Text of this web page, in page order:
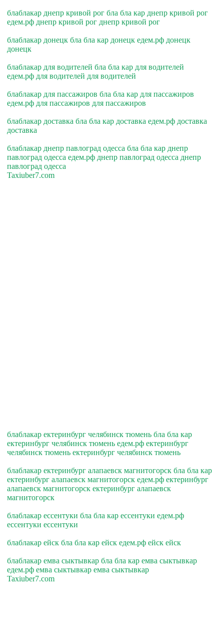
блаблакар днепр кривой рог бла бла кар днепр кривой рог
едем.рф днепр кривой рог днепр кривой рог
блаблакар донецк бла бла кар донецк едем.рф донецк
донецк
блаблакар для водителей бла бла кар для водителей
едем.рф для водителей для водителей
блаблакар для пассажиров бла бла кар для пассажиров
едем.рф для пассажиров для пассажиров
блаблакар доставка бла бла кар доставка едем.рф доставка
доставка
блаблакар днепр павлоград одесса бла бла кар днепр
павлоград одесса едем.рф днепр павлоград одесса днепр
павлоград одесса
Taxiuber7.com
блаблакар ектеринбург челябинск тюмень бла бла кар
ектеринбург челябинск тюмень едем.рф ектеринбург
челябинск тюмень ектеринбург челябинск тюмень
блаблакар ектеринбург алапаевск магнитогорск бла бла кар
ектеринбург алапаевск магнитогорск едем.рф ектеринбург
алапаевск магнитогорск ектеринбург алапаевск
магнитогорск
блаблакар ессентуки бла бла кар ессентуки едем.рф
ессентуки ессентуки
блаблакар ейск бла бла кар ейск едем.рф ейск ейск
блаблакар емва сыктывкар бла бла кар емва сыктывкар
едем.рф емва сыктывкар емва сыктывкар
Taxiuber7.com